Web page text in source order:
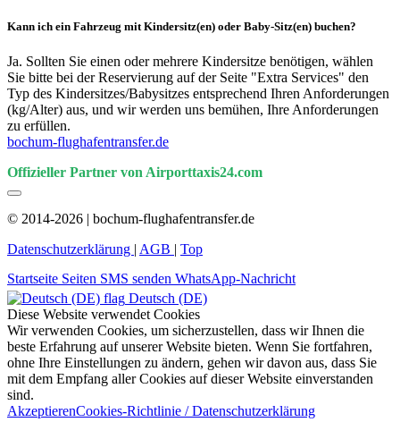
Kann ich ein Fahrzeug mit Kindersitz(en) oder Baby-Sitz(en) buchen?
Ja. Sollten Sie einen oder mehrere Kindersitze benötigen, wählen
Sie bitte bei der Reservierung auf der Seite "Extra Services" den
Typ des Kindersitzes/Babysitzes entsprechend Ihren Anforderungen
(kg/Alter) aus, und wir werden uns bemühen, Ihre Anforderungen
zu erfüllen.
bochum-flughafentransfer.de
Offizieller Partner von Airporttaxis24.com
© 2014-2026 | bochum-flughafentransfer.de
Datenschutzerklärung | AGB | Top
Startseite Seiten SMS senden WhatsApp-Nachricht
Deutsch (DE)
Diese Website verwendet Cookies
Wir verwenden Cookies, um sicherzustellen, dass wir Ihnen die
beste Erfahrung auf unserer Website bieten. Wenn Sie fortfahren,
ohne Ihre Einstellungen zu ändern, gehen wir davon aus, dass Sie
mit dem Empfang aller Cookies auf dieser Website einverstanden
sind.
AkzeptierenCookies-Richtlinie / Datenschutzerklärung